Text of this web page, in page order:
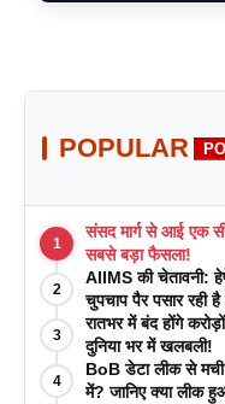
POPULAR
1
संसद मार्ग से आई एक
सबसे बड़ा फैसला!
2
AIIMS की चेतावनी:
चुपचाप पैर पसार रही
3
रातभर में बंद होंगे
दुनिया भर में खलबली!
4
BoB डेटा लीक से
में? जानिए क्या लीक